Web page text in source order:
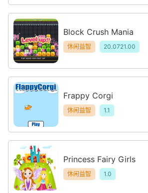
Block Crush Mania
休闲益智 20.0721.00
Frappy Corgi
休闲益智 1.1
Princess Fairy Girls
休闲益智 1.0